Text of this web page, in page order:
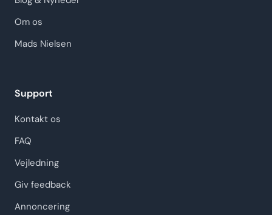
Om os
Mads Nielsen
Support
Kontakt os
FAQ
Vejledning
Giv feedback
Annoncering